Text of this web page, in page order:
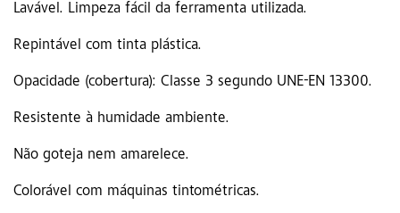
Lavável. Limpeza fácil da ferramenta utilizada.
Repintável com tinta plástica.
Opacidade (cobertura): Classe 3 segundo UNE-EN 13300.
Resistente à humidade ambiente.
Não goteja nem amarelece.
Colorável com máquinas tintométricas.